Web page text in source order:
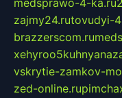
medsprawo-4-ka.ru
zajmy24.rutovudyi-
brazzerscom.ru
vskrytie-zamkov-
zed-online.ru